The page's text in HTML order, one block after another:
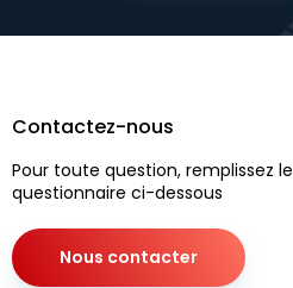
Contactez-nous
Pour toute question, remplissez le
questionnaire ci-dessous
Nous contacter